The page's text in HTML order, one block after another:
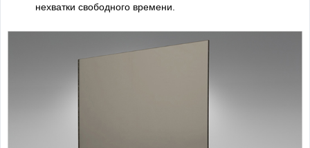
нехватки свободного времени.